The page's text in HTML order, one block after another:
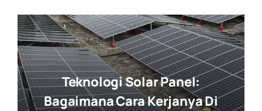
Teknologi Solar Panel:
Bagaimana Cara Kerjanya Di